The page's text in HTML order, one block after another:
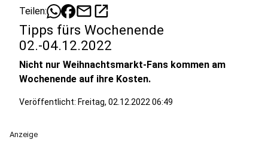
Teilen: mailopen_in_new
Tipps fürs Wochenende
02.-04.12.2022
Nicht nur Weihnachtsmarkt-Fans kommen am
Wochenende auf ihre Kosten.
Veröffentlicht: Freitag, 02.12.2022 06:49
Anzeige